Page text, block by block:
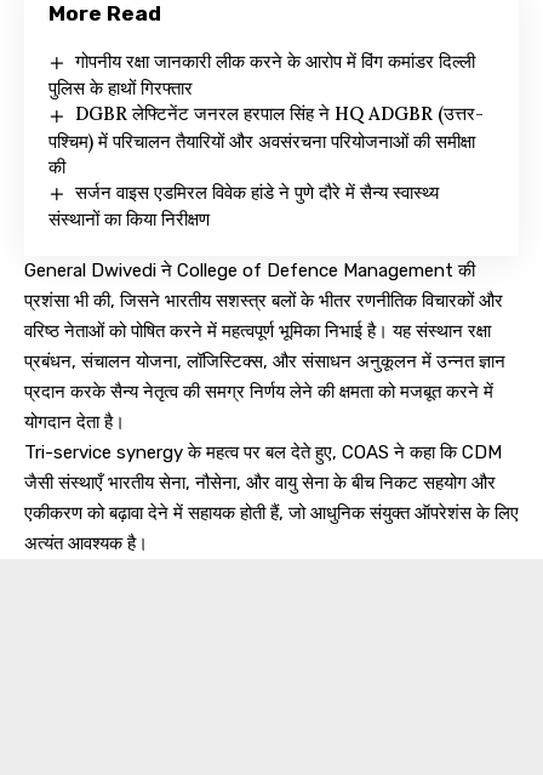
More Read
गोपनीय रक्षा जानकारी लीक करने के आरोप में विंग कमांडर दिल्ली
पुलिस के हाथों गिरफ्तार
DGBR लेफ्टिनेंट जनरल हरपाल सिंह ने HQ ADGBR (उत्तर-
पश्चिम) में परिचालन तैयारियों और अवसंरचना परियोजनाओं की समीक्षा
की
सर्जन वाइस एडमिरल विवेक हांडे ने पुणे दौरे में सैन्य स्वास्थ्य
संस्थानों का किया निरीक्षण
General Dwivedi ने College of Defence Management की
प्रशंसा भी की, जिसने भारतीय सशस्त्र बलों के भीतर रणनीतिक विचारकों और
वरिष्ठ नेताओं को पोषित करने में महत्वपूर्ण भूमिका निभाई है। यह संस्थान रक्षा
प्रबंधन, संचालन योजना, लॉजिस्टिक्स, और संसाधन अनुकूलन में उन्नत ज्ञान
प्रदान करके सैन्य नेतृत्व की समग्र निर्णय लेने की क्षमता को मजबूत करने में
योगदान देता है।
Tri-service synergy के महत्व पर बल देते हुए, COAS ने कहा कि CDM
जैसी संस्थाएँ भारतीय सेना, नौसेना, और वायु सेना के बीच निकट सहयोग और
एकीकरण को बढ़ावा देने में सहायक होती हैं, जो आधुनिक संयुक्त ऑपरेशंस के लिए
अत्यंत आवश्यक है।